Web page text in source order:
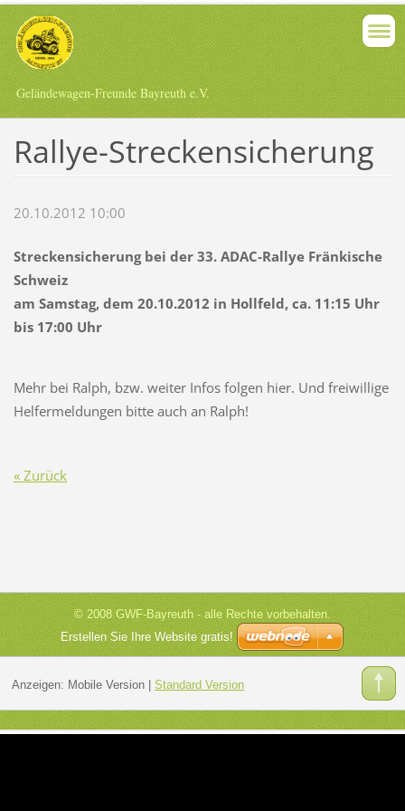
Geländewagen-Freunde Bayreuth e.V.
Rallye-Streckensicherung
20.10.2012 10:00
Streckensicherung bei der 33. ADAC-Rallye Fränkische
Schweiz
am Samstag, dem 20.10.2012 in Hollfeld, ca. 11:15 Uhr
bis 17:00 Uhr
Mehr bei Ralph, bzw. weiter Infos folgen hier. Und freiwillige
Helfermeldungen bitte auch an Ralph!
« Zurück
© 2008 GWF-Bayreuth - alle Rechte vorbehalten.
Erstellen Sie Ihre Website gratis!
Anzeigen: Mobile Version| Standard Version